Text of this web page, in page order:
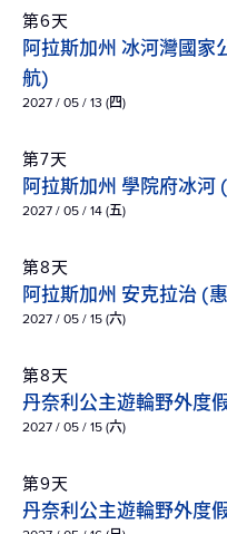
第6天
阿拉斯加州 冰河灣國家
航)
2027 / 05 / 13 (四)
第7天
阿拉斯加州 學院府冰河
2027 / 05 / 14 (五)
第8天
阿拉斯加州 安克拉治 (
2027 / 05 / 15 (六)
第8天
丹奈利公主遊輪野外度
2027 / 05 / 15 (六)
第9天
丹奈利公主遊輪野外度